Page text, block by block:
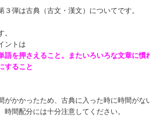
弾は古典（古文・漢文）についてです。
ントは
を押さえること。またいろいろな文章に慣
すること
がかかったため、古典に入った時に時間がな
間配分には十分注意してください。